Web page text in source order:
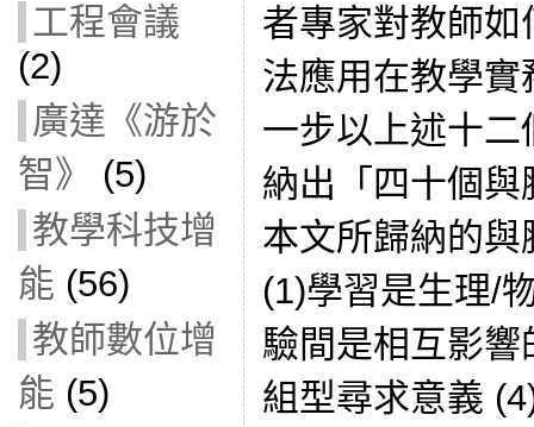
工程會議
(2)
廣達《游於
智》
(5)
教學科技增
能 (56)
教師數位增
能 (5)
者專家對教師
法應用在教學
一步以上述十
納出「四十個
本文所歸納的
(1)學習是生理/
驗間是相互影
組型尋求意義